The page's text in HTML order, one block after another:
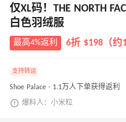
仅XL码！THE NORTH
白色羽绒服
最高4%返利 6折 $198（约
支持转运
Shoe Palace · 1.1万人下单获得返利
爆料人：小米粒